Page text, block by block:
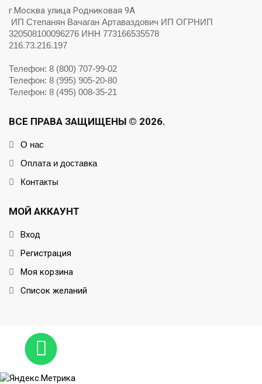
г.Москва улица Родниковая 9А
ИП Степанян Вачаган Артаваздович ИП ОГРНИП
320508100096276 ИНН 773166535578
216.73.216.197
Телефон: 8 (800) 707-99-02
Телефон: 8 (995) 905-20-80
Телефон: 8 (495) 008-35-21
ВСЕ ПРАВА ЗАЩИЩЕНЫ © 2026.
О нас
Оплата и доставка
Контакты
МОЙ АККАУНТ
Вход
Регистрация
Моя корзина
Список желаний